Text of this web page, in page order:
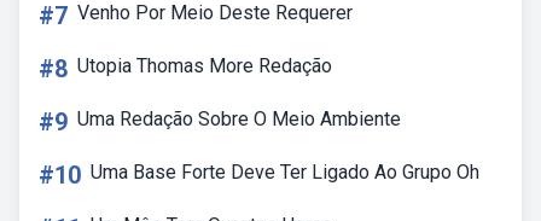
#7 Venho Por Meio Deste Requerer
#8 Utopia Thomas More Redação
#9 Uma Redação Sobre O Meio Ambiente
#10 Uma Base Forte Deve Ter Ligado Ao Grupo Oh